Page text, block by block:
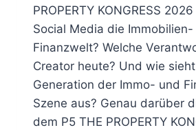
PROPERTY KONGRESS
Social Media die Immobilien-
Finanzwelt? Welche
Creator heute? Und wie
Generation der Immo- und
Szene aus? Genau darüber
dem P5 THE PROPERTY